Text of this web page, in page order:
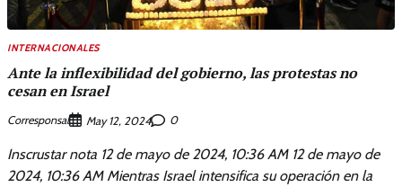
INTERNACIONALES
Ante la inflexibilidad del gobierno, las protestas no
cesan en Israel
Corresponsal May 12, 2024 0
Inscrustar nota 12 de mayo de 2024, 10:36 AM 12 de mayo de
2024, 10:36 AM Mientras Israel intensifica su operación en la